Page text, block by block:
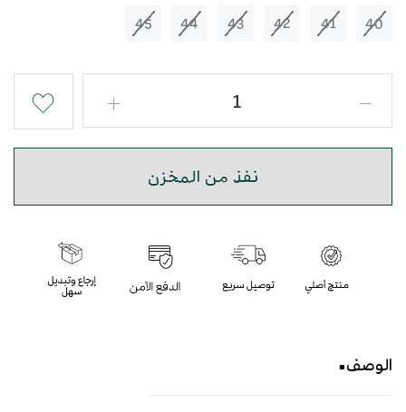
40
41
42
43
44
45
نفذ من المخزن
الوصف